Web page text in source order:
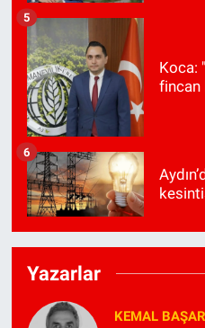
Koca:
fincan
5
6
Yazarlar
KEMAL